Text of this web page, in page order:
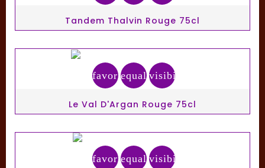
Tandem Thalvin Rouge 75cl
favorite_border
equalizervisibility
Le Val D'Argan Rouge 75cl
favorite_border
equalizervisibility